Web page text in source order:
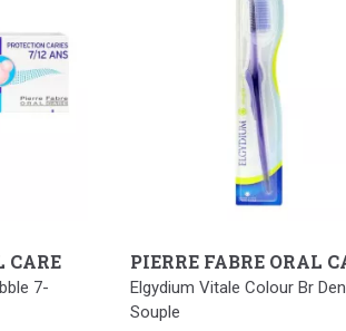
CARE
7-
PIERRE FABRE ORAL
Elgydium Vitale Colour Br
Souple